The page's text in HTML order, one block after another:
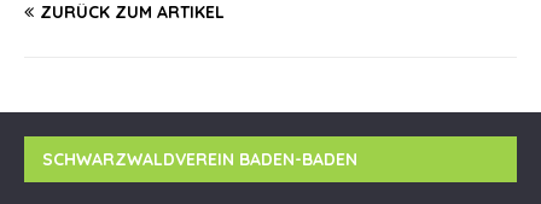
ZURÜCK ZUM ARTIKEL
SCHWARZWALDVEREIN BADEN-BADEN